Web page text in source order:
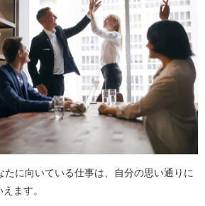
たに向いている仕事は、自分の思い通りに
ます。